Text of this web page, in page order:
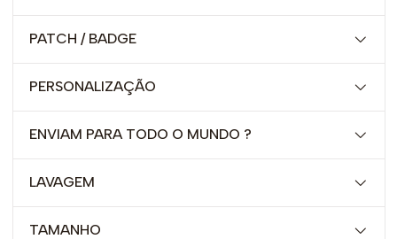
PATCH / BADGE
PERSONALIZAÇÃO
ENVIAM PARA TODO O MUNDO ?
LAVAGEM
TAMANHO